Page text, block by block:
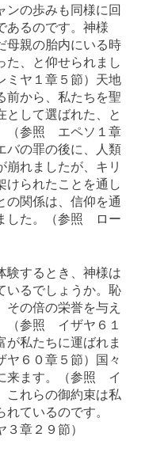
ンの歩みも同様に回
あるのです。神様
母親の胎内にいる時
た、と仰せられまし
ミヤ１章５節）天地
前から、私たちを聖
として選ばれた、と
（参照　エペソ１章
バの罪の後に、人類
崩れましたが、キリ
けられたことを通し
の関係は、信仰を通
した。（参照　ロー
験するとき、神様は
いるでしょうか。恥
その倍の栄誉を与え
（参照　イザヤ６１
が私たちに運ばれま
ヤ６０章５節）国々
来ます。（参照　イ
これらの御約束は私
ているのです。
３章２９節）